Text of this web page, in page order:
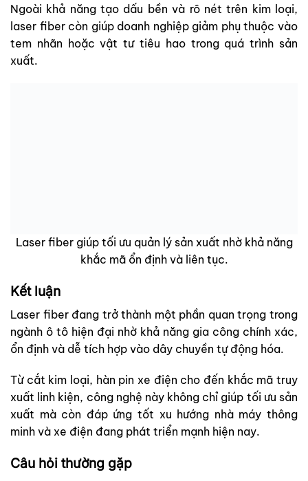
Ngoài khả năng tạo dấu bền và rõ nét trên kim loại,
laser fiber còn giúp doanh nghiệp giảm phụ thuộc vào
tem nhãn hoặc vật tư tiêu hao trong quá trình sản
xuất.
Laser fiber giúp tối ưu quản lý sản xuất nhờ khả năng
khắc mã ổn định và liên tục.
Kết luận
Laser fiber đang trở thành một phần quan trọng trong
ngành ô tô hiện đại nhờ khả năng gia công chính xác,
ổn định và dễ tích hợp vào dây chuyền tự động hóa.
Từ cắt kim loại, hàn pin xe điện cho đến khắc mã truy
xuất linh kiện, công nghệ này không chỉ giúp tối ưu sản
xuất mà còn đáp ứng tốt xu hướng nhà máy thông
minh và xe điện đang phát triển mạnh hiện nay.
Câu hỏi thường gặp